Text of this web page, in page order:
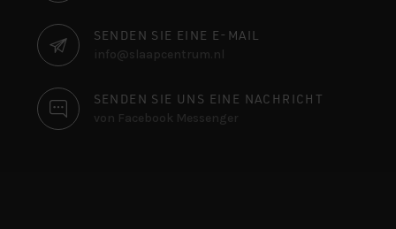
SENDEN SIE EINE E-MAIL
info@slaapcentrum.nl
SENDEN SIE UNS EINE NACHRICHT
von Facebook Messenger